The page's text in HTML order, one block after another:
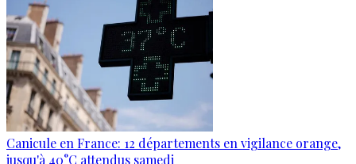
Canicule en France: 12 départements en vigilance orange,
jusqu'à 40°C attendus samedi